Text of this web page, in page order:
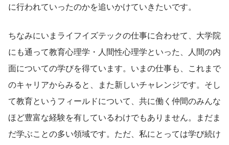
に行われていったのかを追いかけていきたいです。
ちなみにいまライフイズテックの仕事に合わせて、大学院
にも通って教育心理学・人間性心理学といった、人間の内
面についての学びを得ています。いまの仕事も、これまで
のキャリアからみると、また新しいチャレンジです。そし
て教育というフィールドについて、共に働く仲間のみんな
ほど豊富な経験を有しているわけでもありません。まだま
だ学ぶことの多い領域です。ただ、私にとっては学び続け